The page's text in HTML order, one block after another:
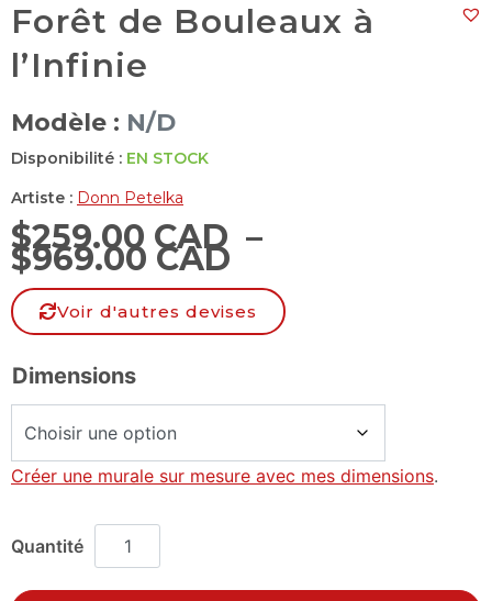
Forêt de Bouleaux à
l’Infinie
Modèle : N/D
Disponibilité : EN STOCK
Artiste : Donn Petelka
$259.00 CAD –
$969.00 CAD
Voir d'autres devises
Dimensions
Créer une murale sur mesure avec mes dimensions.